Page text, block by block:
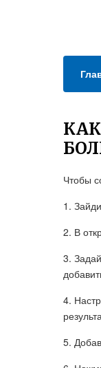
Чтобы
1.
2. В
3.
4.
5.